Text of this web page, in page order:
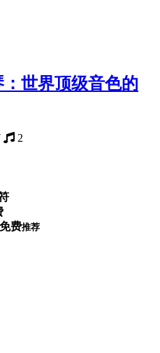
：世界顶级音色的
2
免费推荐